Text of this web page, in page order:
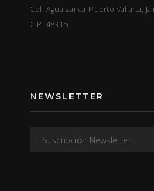
Col. Agua Zarca. Puerto Vallarta,
C.P. 48315
NEWSLETTER